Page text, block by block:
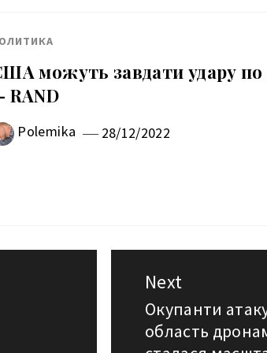
можуть завдати удару по
RAND
Polemika 28/12/2022
Next
Next
post:
Окупанти
область